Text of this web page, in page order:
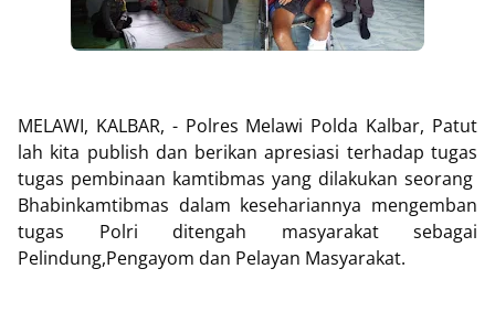
MELAWI, KALBAR, - Polres Melawi Polda Kalbar, Patut
lah kita publish dan berikan apresiasi terhadap tugas
tugas pembinaan kamtibmas yang dilakukan seorang
Bhabinkamtibmas dalam kesehariannya mengemban
tugas Polri ditengah masyarakat sebagai
Pelindung,Pengayom dan Pelayan Masyarakat.